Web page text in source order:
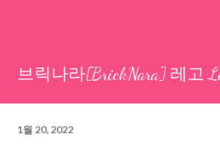
브릭나라[BrickNara] 레고
1월 20, 2022